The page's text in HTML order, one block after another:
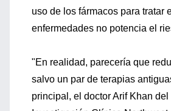
uso de los fármacos para tratar
enfermedades no potencia el
"En realidad, parecería que
salvo un par de terapias
principal, el doctor Arif Khan